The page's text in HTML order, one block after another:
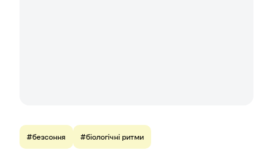
#безсоння #біологічні ритми